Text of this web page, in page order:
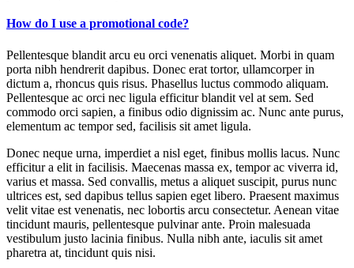
How do I use a promotional code?
Pellentesque blandit arcu eu orci venenatis aliquet. Morbi in quam
porta nibh hendrerit dapibus. Donec erat tortor, ullamcorper in
dictum a, rhoncus quis risus. Phasellus luctus commodo aliquam.
Pellentesque ac orci nec ligula efficitur blandit vel at sem. Sed
commodo orci sapien, a finibus odio dignissim ac. Nunc ante purus,
elementum ac tempor sed, facilisis sit amet ligula.
Donec neque urna, imperdiet a nisl eget, finibus mollis lacus. Nunc
efficitur a elit in facilisis. Maecenas massa ex, tempor ac viverra id,
varius et massa. Sed convallis, metus a aliquet suscipit, purus nunc
ultrices est, sed dapibus tellus sapien eget libero. Praesent maximus
velit vitae est venenatis, nec lobortis arcu consectetur. Aenean vitae
tincidunt mauris, pellentesque pulvinar ante. Proin malesuada
vestibulum justo lacinia finibus. Nulla nibh ante, iaculis sit amet
pharetra at, tincidunt quis nisi.